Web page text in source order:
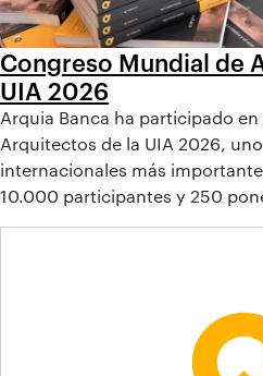
Congreso Mundial de
UIA 2026
Arquia Banca ha participado
Arquitectos de la UIA 2026,
internacionales más
10.000 participantes y 250